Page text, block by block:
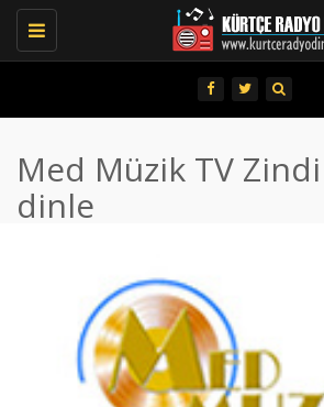
Toggle
navigation
Med Müzik TV Zindi
dinle